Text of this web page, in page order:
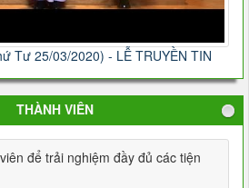
Tư 25/03/2020) - LỄ TRUYỀN TIN
THÀNH VIÊN
để trải nghiệm đầy đủ các tiện